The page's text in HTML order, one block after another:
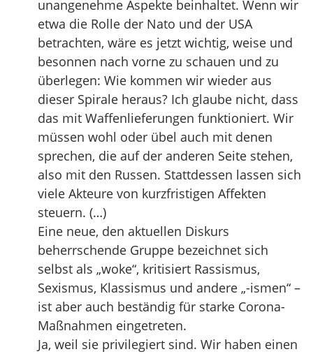
unangenehme Aspekte beinhaltet. Wenn wir
etwa die Rolle der Nato und der USA
betrachten, wäre es jetzt wichtig, weise und
besonnen nach vorne zu schauen und zu
überlegen: Wie kommen wir wieder aus
dieser Spirale heraus? Ich glaube nicht, dass
das mit Waffenlieferungen funktioniert. Wir
müssen wohl oder übel auch mit denen
sprechen, die auf der anderen Seite stehen,
also mit den Russen. Stattdessen lassen sich
viele Akteure von kurzfristigen Affekten
steuern. (…)
Eine neue, den aktuellen Diskurs
beherrschende Gruppe bezeichnet sich
selbst als „woke“, kritisiert Rassismus,
Sexismus, Klassismus und andere „-ismen“ –
ist aber auch beständig für starke Corona-
Maßnahmen eingetreten.
Ja, weil sie privilegiert sind. Wir haben einen